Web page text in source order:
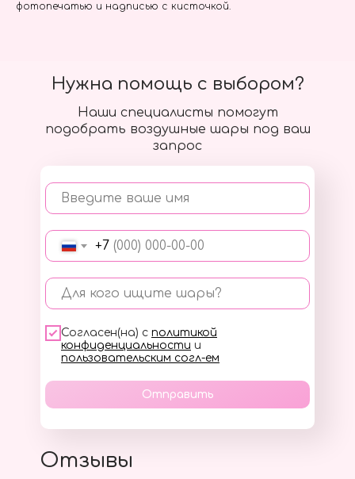
фотопечатью и надписью с кисточкой.
Наши специалисты помогут
подобрать воздушные шары под ваш
запрос
Введите ваше имя
+7
Для кого ищите шары?
Согласен(на) с политикой
конфиденциальности и
пользовательским согл-ем
Отправить
Нужна помощь с выбором?
Отзывы